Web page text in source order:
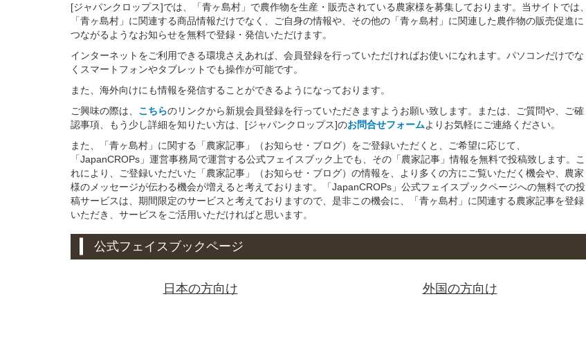
[ジャパンクロップス]では、「青ヶ島村」で農作物を生産・販売されている農家様を募集しております。当サイトでは、
「青ヶ島村」に関連する商品情報だけでなく、ご自身の情報や、その他の「青ヶ島村」に関連した農作物の販売促進に
つながるようなお知らせを無料で登録・発信いただけます。
インターネットをご利用できる環境さえあれば、会員登録を行っていただければお使いになれます。パソコンだけでな
くスマートフォンやタブレットでも操作が可能です。
また、海外向けにも情報を発信することができるようになっております。
ご興味の際は、 こちらのリンクから新規会員登録を行っていただきますようお願い致します。または、ご質問や、ご確
認事項、もう少し詳細を知りたい方は、[ジャパンクロップス]のお問合せフォームよりお気軽にご連絡ください。
また、「青ヶ島村」に関する「農家記事」（お知らせ・ブログ）をご登録いただくと、ご希望に応じて、
「JapanCROPs」運営事務局で運営する公式フェイスブック上でも、その「農家記事」情報を無料で投稿致します。こ
れにより、ご登録いただいた「農家記事」（お知らせ・ブログ）の情報を、より多くの方にご覧いただく機会や、農家
様のメッセージが伝わる機会が増えると考えております。「JapanCROPs」公式フェイスブックページへの無料での投
稿サービスは、期間限定のサービスと考えておりますので、是非この機会に、「青ヶ島村」に関連する農家記事を登録
いただき、サービスをご活用いただければと思います。
公式フェイスブックページ
日本の方向け 外国の方向け